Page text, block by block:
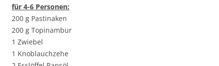
für 4-6 Personen:
200 g Pastinaken
200 g Topinambur
1 Zwiebel
1 Knoblauchzehe